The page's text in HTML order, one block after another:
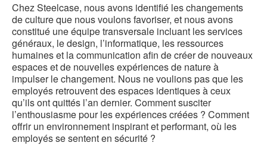
Chez Steelcase, nous avons identifié les changements
de culture que nous voulons favoriser, et nous avons
constitué une équipe transversale incluant les services
généraux, le design, l’informatique, les ressources
humaines et la communication afin de créer de nouveaux
espaces et de nouvelles expériences de nature à
impulser le changement. Nous ne voulions pas que les
employés retrouvent des espaces identiques à ceux
qu’ils ont quittés l’an dernier. Comment susciter
l’enthousiasme pour les expériences créées ? Comment
offrir un environnement inspirant et performant, où les
employés se sentent en sécurité ?